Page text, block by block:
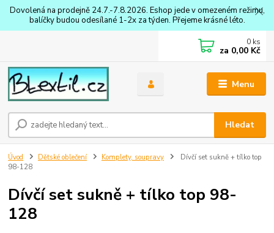
Dovolená na prodejně 24.7.-7.8.2026. Eshop jede v omezeném režimu,
balíčky budou odesílané 1-2x za týden. Přejeme krásné léto.
Menu
Hledat
0 ks
za 0,00 Kč
Úvod Dětské oblečení Komplety, soupravy
Dívčí set sukně + tílko top
98-128
Dívčí set sukně + tílko top 98-
128